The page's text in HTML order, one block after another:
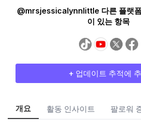
@mrsjessicalynnlittle 다른 플랫
이 있는 항목
+ 업데이트 추적에
개요 활동 인사이트 팔로워